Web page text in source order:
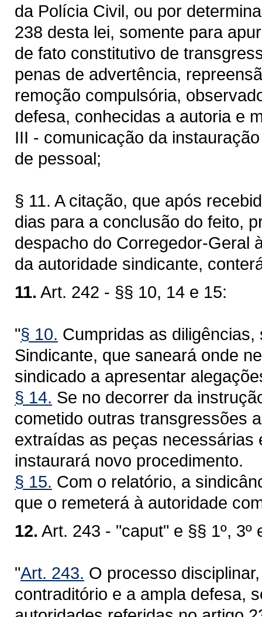
da Polícia Civil, ou por
238 desta lei, somente para
de fato constitutivo de
penas de advertência,
remoção compulsória,
defesa, conhecidas a autoria e
III - comunicação da
de pessoal;
§ 11. A citação, que após
dias para a conclusão do feito,
despacho do Corregedor-Geral
da autoridade sindicante,
11. Art. 242 - §§ 10, 14 e 15:
"§ 10. Cumpridas as
Sindicante, que saneará onde
sindicado a apresentar
§ 14. Se no decorrer da
cometido outras transgressões
extraídas as peças necessárias
instaurará novo procedimento.
§ 15. Com o relatório, a
que o remeterá à autoridade
12. Art. 243 - "caput" e §§ 1º, 3º
"Art. 243. O processo
contraditório e a ampla defesa,